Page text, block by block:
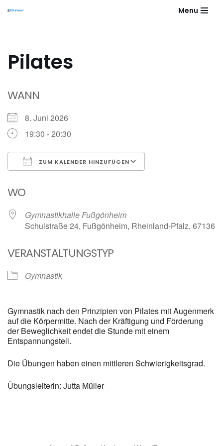
Menu
Pilates
WANN
8. Juni 2026
19:30 - 20:30
ZUM KALENDER HINZUFÜGEN
WO
Gymnastikhalle Fußgönheim
Schulstraße 24, Fußgönheim, Rheinland-Pfalz, 67136
VERANSTALTUNGSTYP
Gymnastik
Gymnastik nach den Prinzipien von Pilates mit Augenmerk
auf die Körpermitte. Nach der Kräftigung und Förderung
der Beweglichkeit endet die Stunde mit einem
Entspannungsteil.
Die Übungen haben einen mittleren Schwierigkeitsgrad.
Übungsleiterin: Jutta Müller